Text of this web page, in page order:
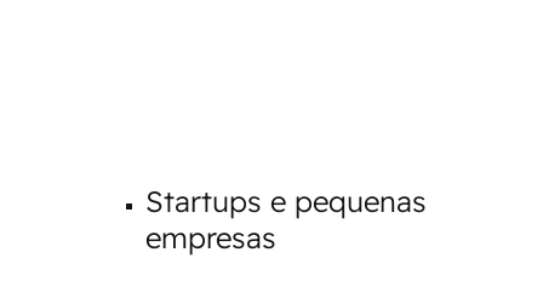
Startups e pequenas
empresas